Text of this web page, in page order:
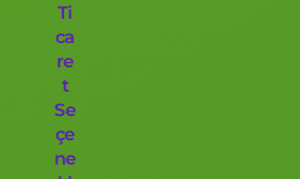
Ti
ca
re
t
Se
çe
ne